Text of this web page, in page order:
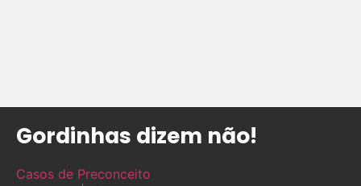
Gordinhas dizem não!
Casos de Preconceito